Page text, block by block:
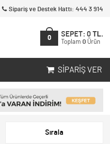
Sipariş ve Destek Hattı: 444 3 914
0
SEPET: 0 TL.
Toplam 0 Ürün
SIPARIŞ VER
Sırala